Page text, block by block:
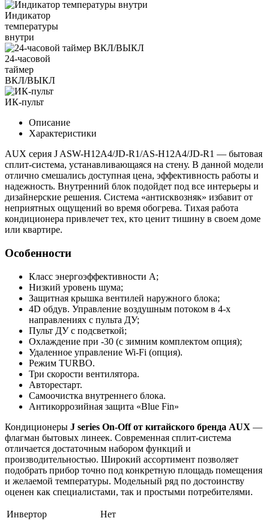
Индикатор
температуры
внутри
24-часовой
таймер
ВКЛ/ВЫКЛ
ИК-пульт
Описание
Характеристики
AUX серия J ASW-H12A4/JD-R1/AS-H12A4/JD-R1 — бытовая
сплит-система, устанавливающаяся на стену. В данной модели
отлично смешались доступная цена, эффективность работы и
надежность. Внутренний блок подойдет под все интерьеры и
дизайнерские решения. Система «антисквозняк» избавит от
неприятных ощущений во время обогрева. Тихая работа
кондиционера привлечет тех, кто ценит тишину в своем доме
или квартире.
Особенности
Класс энергоэффективности A;
Низкий уровень шума;
Защитная крышка вентилей наружного блока;
4D обдув. Управление воздушным потоком в 4-х
направлениях с пульта ДУ;
Пульт ДУ с подсветкой;
Охлаждение при -30 (с зимним комплектом опция);
Удаленное управление Wi-Fi (опция).
Режим TURBO.
Три скорости вентилятора.
Авторестарт.
Самоочистка внутреннего блока.
Антикоррозийная защита «Blue Fin»
Кондиционеры J series On-Off от китайского бренда AUX —
флагман бытовых линеек. Современная сплит-система
отличается достаточным набором функций и
производительностью. Широкий ассортимент позволяет
подобрать прибор точно под конкретную площадь помещения
и желаемой температуры. Модельный ряд по достоинству
оценен как специалистами, так и простыми потребителями.
Инвертор
Нет